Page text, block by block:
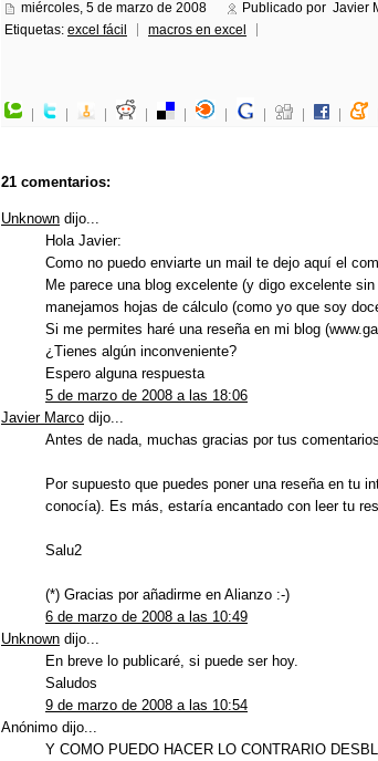
miércoles, 5 de marzo de 2008
Publicado por Javier
Etiquetas: excel fácil macros en excel
21 comentarios:
Unknown dijo...
Hola Javier:
Como no puedo enviarte un mail te dejo aquí el
Me parece una blog excelente (y digo excelente
manejamos hojas de cálculo (como yo que soy
Si me permites haré una reseña en mi blog
¿Tienes algún inconveniente?
Espero alguna respuesta
5 de marzo de 2008 a las 18:06
Javier Marco dijo...
Antes de nada, muchas gracias por tus
Por supuesto que puedes poner una reseña en tu
conocía). Es más, estaría encantado con leer tu
Salu2
(*) Gracias por añadirme en Alianzo :-)
6 de marzo de 2008 a las 10:49
Unknown dijo...
En breve lo publicaré, si puede ser hoy.
Saludos
9 de marzo de 2008 a las 10:54
Anónimo dijo...
Y COMO PUEDO HACER LO CONTRARIO